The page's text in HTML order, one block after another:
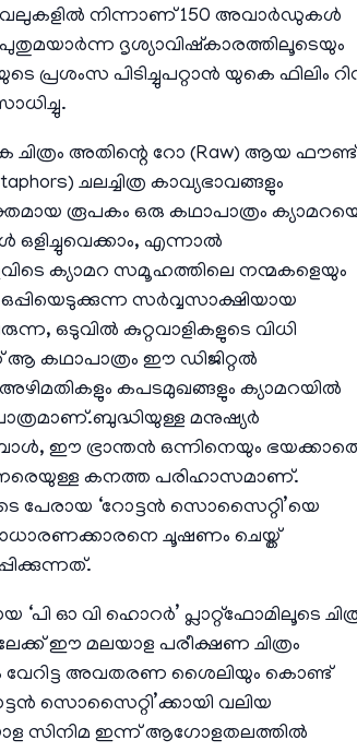
നിന്നാണ് 150 അവാർഡുകൾ
പുതുമയാർന്ന ദൃശ്യാവിഷ്കാരത്തിലൂടെയും
പ്രശംസ പിടിച്ചുപറ്റാൻ യുകെ ഫിലിം
അതിന്റെ റോ (Raw) ആയ ഫൗണ്ട്
ചലച്ചിത്ര കാവ്യഭാവങ്ങളും
ശക്തമായ രൂപകം ഒരു കഥാപാത്രം
എന്നാൽ
ക്യാമറ സമൂഹത്തിലെ നന്മകളെയും
സർവ്വസാക്ഷിയായ
ഒടുവിൽ കുറ്റവാളികളുടെ വിധി
ആ കഥാപാത്രം ഈ ഡിജിറ്റൽ
കപടമുഖങ്ങളും ക്യാമറയിൽ
മനുഷ്യർ
ഈ ഭ്രാന്തൻ ഒന്നിനെയും
കനത്ത പരിഹാസമാണ്.
പേരായ ‘റോട്ടൻ സൊസൈറ്റി’യെ
ചൂഷണം ചെയ്ത്
ഓ വി ഹൊറർ’ പ്ലാറ്റ്‌ഫോമിലൂടെ
ഈ മലയാള പരീക്ഷണ ചിത്രം
വേറിട്ട അവതരണ ശൈലിയും കൊണ്ട്
സൊസൈറ്റി’ക്കായി വലിയ
സിനിമ ഇന്ന് ആഗോളതലത്തിൽ